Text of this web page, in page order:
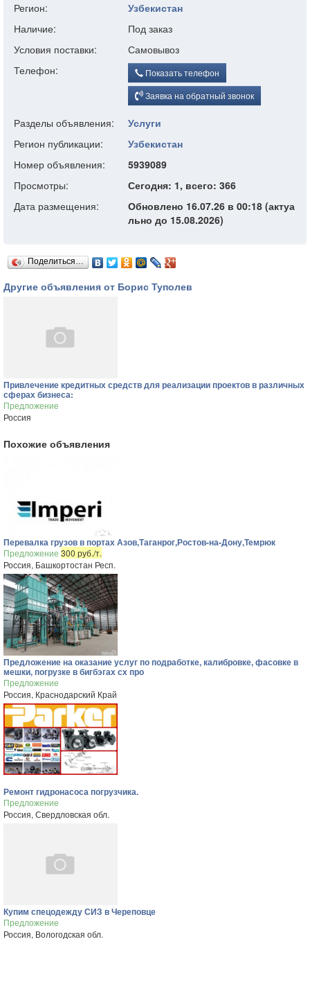
Регион:
Узбекистан
Наличие:
Под заказ
Условия поставки:
Самовывоз
Телефон:
Показать телефон
Заявка на обратный звонок
Разделы объявления:
Услуги
Регион публикации:
Узбекистан
Номер объявления:
5939089
Просмотры:
Сегодня: 1, всего: 366
Дата размещения:
Обновлено 16.07.26 в 00:18 (актуа
льно до 15.08.2026)
Поделиться…
Другие объявления от Борис Туполев
Привлечение кредитных средств для реализации проектов в различных
сферах бизнеса:
Предложение
Россия
Похожие объявления
Перевалка грузов в портах Азов,Таганрог,Ростов-на-Дону,Темрюк
Предложение 300 руб./т.
Россия, Башкортостан Респ.
Предложение на оказание услуг по подработке, калибровке, фасовке в
мешки, погрузке в бигбэгах сх про
Предложение
Россия, Краснодарский Край
Ремонт гидронасоса погрузчика.
Предложение
Россия, Свердловская обл.
Купим спецодежду СИЗ в Череповце
Предложение
Россия, Вологодская обл.